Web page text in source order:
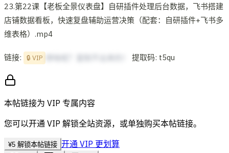
23.第22课【老板全景仪表盘】自研插件处理后台数据，飞书搭建
店铺数据看板，快速复盘辅助运营决策（配套：自研插件+飞书多
维表格）.mp4
链接: 🔒 VIP 提取码: t5qu
本帖链接为 VIP 专属内容
您可以开通 VIP 解锁全站资源，或单独购买本帖链接。
¥5 解锁本帖链接 开通 VIP 更划算